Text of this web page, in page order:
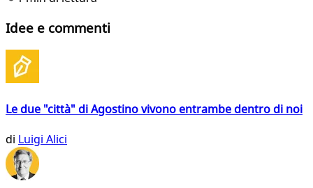
Idee e commenti
Le due "città" di Agostino vivono entrambe dentro di noi
di Luigi Alici